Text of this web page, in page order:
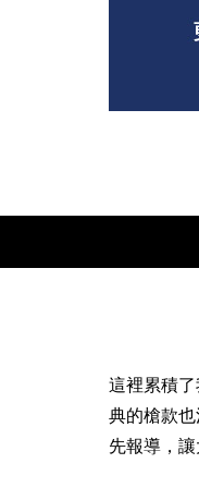
這裡累積
典的槍款
先報導，